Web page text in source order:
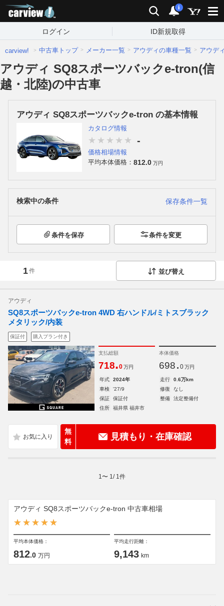
検索 通知
i
ログイン ID新規取得
carview! 中古車トップ メーカー一覧 アウディの車種一覧 アウデ
アウディ SQ8スポーツバックe-tron(信
越・北陸)の中古車
アウディ SQ8スポーツバックe-tron の基本情報
カタログ情報
-
価格相場情報
平均本体価格： 812.0 万円
検索中の条件 保存条件一覧
条件を保存 条件を変更
1件 並び替え
アウディ
SQ8スポーツバックe-tron 4WD 右ハンドル/ミトスブラック
メタリック/内装
保証付 購入プラン付き
支払総額
718.0 万円
本体価格
698. 0 万円
年式 2024年 走行
0.6万km
車検
'27/9 修復
なし
保証
保証付 整備
法定整備付
住所
福井県 福井市
無
料
見積もり・在庫確認
1 〜 1 / 1 件
アウディ SQ8スポーツバックe-tron 中古車相場
平均本体価格：
812.0 万円
平均走行距離：
9,143 km